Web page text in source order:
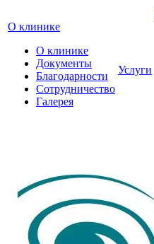
О клинике
О клинике
Документы
Благодарности
Сотрудничество
Галерея
Услуги